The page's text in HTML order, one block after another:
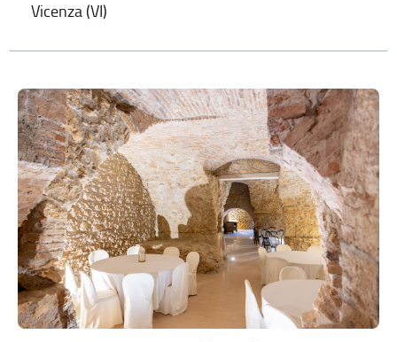
Vicenza (VI)